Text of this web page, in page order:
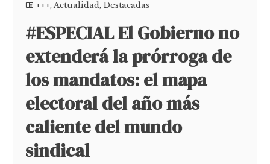
+++,Actualidad,Destacadas
#ESPECIAL El Gobierno no
extenderá la prórroga de
los mandatos: el mapa
electoral del año más
caliente del mundo
sindical